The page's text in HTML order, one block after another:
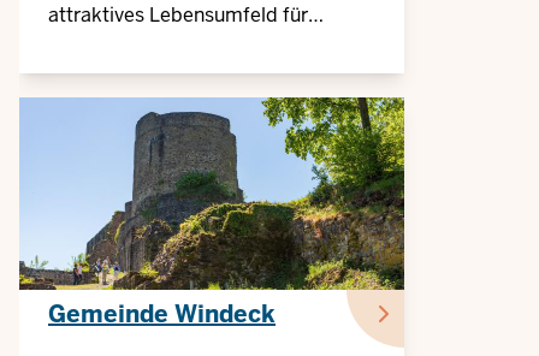
attraktives Lebensumfeld für
Gemeinde Windeck